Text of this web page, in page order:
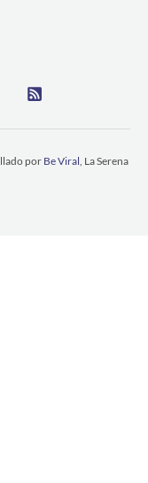
por Be Viral, La Serena